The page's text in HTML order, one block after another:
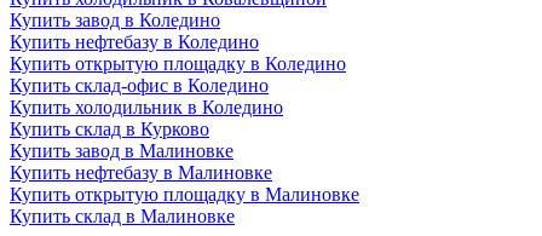
Купить завод в Коледино
Купить нефтебазу в Коледино
Купить открытую площадку в Коледино
Купить склад-офис в Коледино
Купить холодильник в Коледино
Купить склад в Курково
Купить завод в Малиновке
Купить нефтебазу в Малиновке
Купить открытую площадку в Малиновке
Купить склад в Малиновке